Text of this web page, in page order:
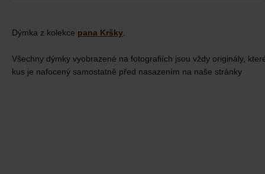
Dýmka z kolekce pana Kršky
Všechny dýmky vyobrazené na fotografiích jsou vždy originály,
kus je nafocený samostatně před nasazením na naše stránky